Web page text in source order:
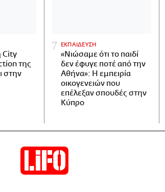
City
της
στην
ΕΚΠΑΙΔΕΥΣΗ
«Νιώσαμε ότι το παιδί
δεν έφυγε ποτέ από την
Αθήνα»: Η εμπειρία
οικογενειών που
επέλεξαν σπουδές στην
Κύπρο